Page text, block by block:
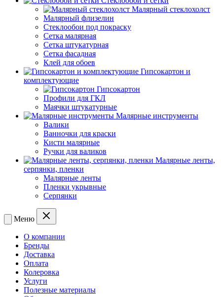
Малярный стеклохолст
Малярный флизелин
Стеклообои под покраску
Сетка малярная
Сетка штукатурная
Сетка фасадная
Клей для обоев
Гипсокартон и
комплектующие
Гипсокартон
Профили для ГКЛ
Маячки штукатурные
Малярные инструменты
Валики
Ванночки для краски
Кисти малярные
Ручки для валиков
Малярные ленты,
серпянки, пленки
Малярные ленты
Пленки укрывные
Серпянки
Меню
О компании
Бренды
Доставка
Оплата
Колеровка
Услуги
Полезные материалы